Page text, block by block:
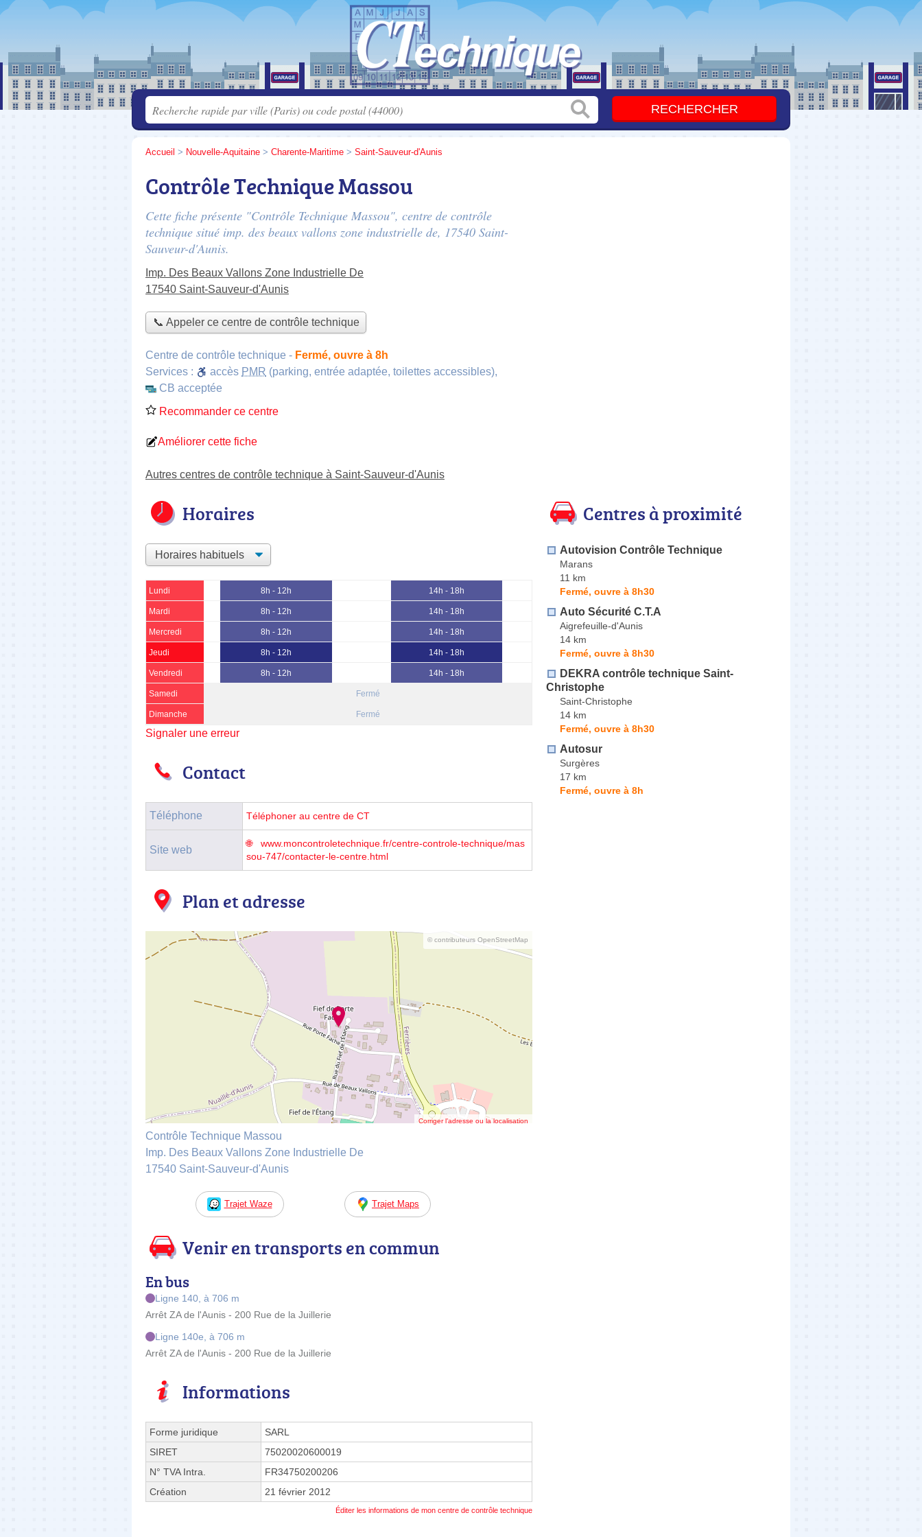
Accueil > Nouvelle-Aquitaine > Charente-Maritime > Saint-Sauveur-d'Aunis
Contrôle Technique Massou
Cette fiche présente "Contrôle Technique Massou", centre de contrôle
technique situé imp. des beaux vallons zone industrielle de, 17540 Saint-
Sauveur-d'Aunis.
Imp. Des Beaux Vallons Zone Industrielle De
17540 Saint-Sauveur-d'Aunis
📞 Appeler ce centre de contrôle technique
Centre de contrôle technique - Fermé, ouvre à 8h
Services :
accès PMR (parking, entrée adaptée, toilettes accessibles),
CB acceptée
Recommander ce centre
Améliorer cette fiche
Autres centres de contrôle technique à Saint-Sauveur-d'Aunis
Horaires
Lundi 8h - 12h 14h - 18h
Mardi 8h - 12h 14h - 18h
Mercredi 8h - 12h 14h - 18h
Jeudi 8h - 12h 14h - 18h
Vendredi 8h - 12h 14h - 18h
Samedi Fermé
Dimanche Fermé
Signaler une erreur
Contact
Téléphone Téléphoner au centre de CT
Site web
www.moncontroletechnique.fr/centre-controle-technique/mas
sou-747/contacter-le-centre.html
Plan et adresse
© contributeurs OpenStreetMap
Corriger l’adresse ou la localisation
Contrôle Technique Massou
Imp. Des Beaux Vallons Zone Industrielle De
17540 Saint-Sauveur-d'Aunis
Trajet Waze Trajet Maps
Venir en transports en commun
En bus
Ligne 140, à 706 m
Arrêt ZA de l'Aunis - 200 Rue de la Juillerie
Ligne 140e, à 706 m
Arrêt ZA de l'Aunis - 200 Rue de la Juillerie
Informations
Forme juridique
SARL
SIRET
75020020600019
N° TVA Intra.
FR34750200206
Création
21 février 2012
Éditer les informations de mon centre de contrôle technique
Centres à proximité
Autovision Contrôle Technique
Marans
11 km
Fermé, ouvre à 8h30
Auto Sécurité C.T.A
Aigrefeuille-d'Aunis
14 km
Fermé, ouvre à 8h30
DEKRA contrôle technique Saint-
Christophe
Saint-Christophe
14 km
Fermé, ouvre à 8h30
Autosur
Surgères
17 km
Fermé, ouvre à 8h